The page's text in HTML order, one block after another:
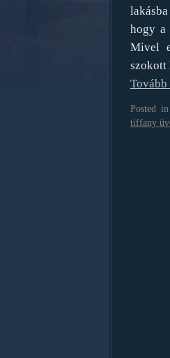
hogy a
Mivel
szokott
Posted in
tiffany